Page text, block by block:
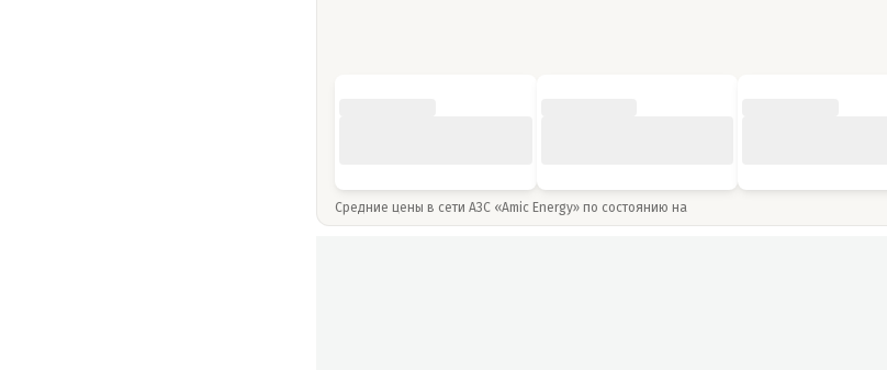
Средние цены в сети АЗС «Amic Energy» по состоянию на